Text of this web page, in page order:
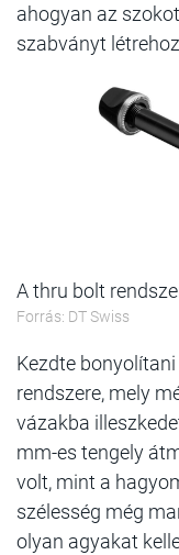
ahogyan az
szabványt
A thru bolt
Forrás: DT Swiss
Kezdte
rendszere, mely
vázakba
mm-es tengely
volt, mint a
szélesség még
olyan agyakat